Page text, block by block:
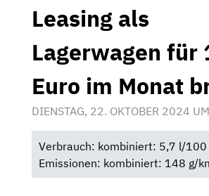
Leasing als
Lagerwagen für
Euro im Monat
DIENSTAG, 22. OKTOBER 2024
Verbrauch: kombiniert: 5,7 l/100
Emissionen: kombiniert: 148 g/